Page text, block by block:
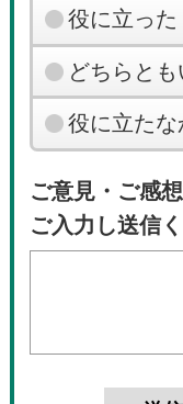
役に立った
どちらと
役に立たな
ご意見・ご感
ご入力し送信く